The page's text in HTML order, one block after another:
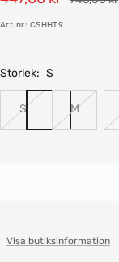
pris
Art.nr: CSHHT9
Storlek: S
S M
Visa butiksinformation